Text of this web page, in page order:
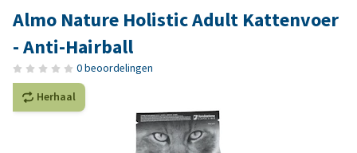
Almo Nature Holistic Adult Kattenvoer
- Anti-Hairball
0 beoordelingen
Herhaal